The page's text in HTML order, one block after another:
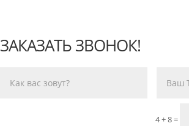
ЗАКАЗАТЬ ЗВОНОК!
4 + 8=